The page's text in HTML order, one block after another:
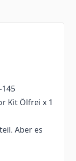
Kit Ölfrei x 1
Aber es